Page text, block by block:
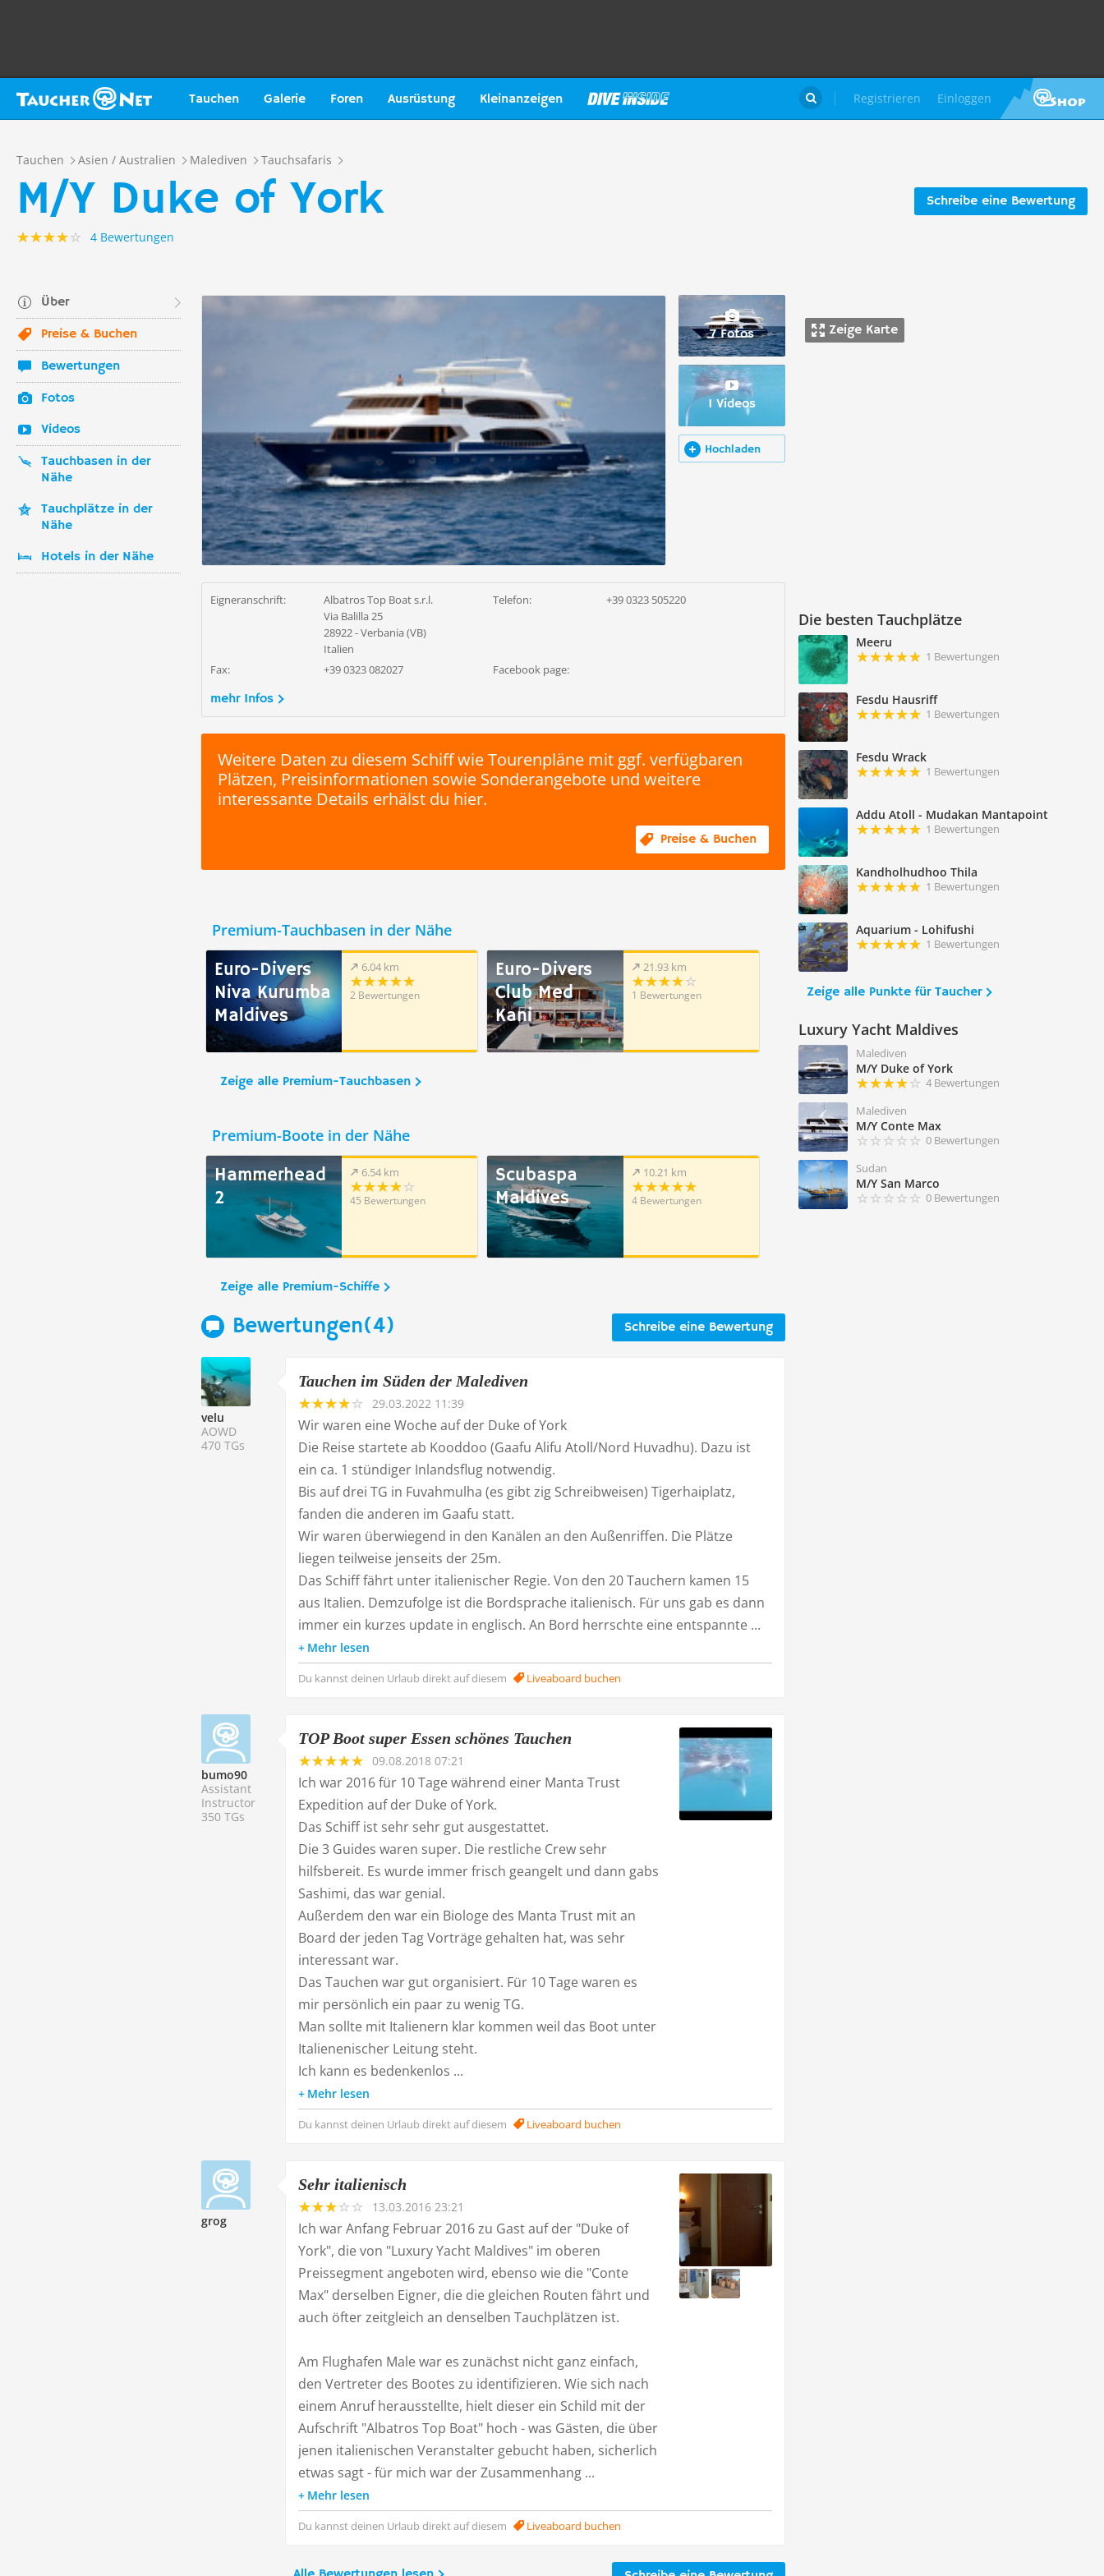
Tauchen Galerie Foren Ausrüstung Kleinanzeigen Registrieren Einloggen

Tauchen Asien / Australien Malediven Tauchsafaris
Schreibe eine Bewertung
M/Y Duke of York
4 Bewertungen
Über
Preise & Buchen
Bewertungen
Fotos
Videos
Tauchbasen in der
Nähe
Tauchplätze in der
Nähe
Hotels in der Nähe
Zeige Karte
Die besten Tauchplätze
Meeru
1 Bewertungen
Fesdu Hausriff
1 Bewertungen
Fesdu Wrack
1 Bewertungen
Addu Atoll - Mudakan Mantapoint
1 Bewertungen
Kandholhudhoo Thila
1 Bewertungen
Aquarium - Lohifushi
1 Bewertungen
Zeige alle Punkte für Taucher
Luxury Yacht Maldives
Malediven
M/Y Duke of York
4 Bewertungen
Malediven
M/Y Conte Max
0 Bewertungen
Sudan
M/Y San Marco
0 Bewertungen
7 Fotos
1 Videos
Hochladen
Eigneranschrift:
Albatros Top Boat s.r.l.
Via Balilla 25
28922 - Verbania (VB)
Italien
Telefon: +39 0323 505220
Fax: +39 0323 082027 Facebook page:
mehr Infos
Weitere Daten zu diesem Schiff wie Tourenpläne mit ggf. verfügbaren
Plätzen, Preisinformationen sowie Sonderangebote und weitere
interessante Details erhälst du hier.
Preise & Buchen
Premium-Tauchbasen in der Nähe
Euro-Divers
Niva Kurumba
Maldives
6.04 km
2 Bewertungen
Euro-Divers
Club Med
Kani
21.93 km
1 Bewertungen
Zeige alle Premium-Tauchbasen
Premium-Boote in der Nähe
Hammerhead
2
6.54 km
45 Bewertungen
Scubaspa
Maldives
10.21 km
4 Bewertungen
Zeige alle Premium-Schiffe
Schreibe eine Bewertung
Bewertungen(4)
velu
AOWD
470 TGs
Tauchen im Süden der Malediven
29.03.2022 11:39
Wir waren eine Woche auf der Duke of York
Die Reise startete ab Kooddoo (Gaafu Alifu Atoll/Nord Huvadhu). Dazu ist
ein ca. 1 stündiger Inlandsflug notwendig.
Bis auf drei TG in Fuvahmulha (es gibt zig Schreibweisen) Tigerhaiplatz,
fanden die anderen im Gaafu statt.
Wir waren überwiegend in den Kanälen an den Außenriffen. Die Plätze
liegen teilweise jenseits der 25m.
Das Schiff fährt unter italienischer Regie. Von den 20 Tauchern kamen 15
aus Italien. Demzufolge ist die Bordsprache italienisch. Für uns gab es dann
immer ein kurzes update in englisch. An Bord herrschte eine entspannte ...
Mehr lesen
Du kannst deinen Urlaub direkt auf diesem Liveaboard buchen
bumo90
Assistant
Instructor
350 TGs
TOP Boot super Essen schönes Tauchen
09.08.2018 07:21
Ich war 2016 für 10 Tage während einer Manta Trust
Expedition auf der Duke of York.
Das Schiff ist sehr sehr gut ausgestattet.
Die 3 Guides waren super. Die restliche Crew sehr
hilfsbereit. Es wurde immer frisch geangelt und dann gabs
Sashimi, das war genial.
Außerdem den war ein Biologe des Manta Trust mit an
Board der jeden Tag Vorträge gehalten hat, was sehr
interessant war.
Das Tauchen war gut organisiert. Für 10 Tage waren es
mir persönlich ein paar zu wenig TG.
Man sollte mit Italienern klar kommen weil das Boot unter
Italienenischer Leitung steht.
Ich kann es bedenkenlos ...
Mehr lesen
Du kannst deinen Urlaub direkt auf diesem Liveaboard buchen
grog
Sehr italienisch
13.03.2016 23:21
Ich war Anfang Februar 2016 zu Gast auf der "Duke of
York", die von "Luxury Yacht Maldives" im oberen
Preissegment angeboten wird, ebenso wie die "Conte
Max" derselben Eigner, die die gleichen Routen fährt und
auch öfter zeitgleich an denselben Tauchplätzen ist.
Am Flughafen Male war es zunächst nicht ganz einfach,
den Vertreter des Bootes zu identifizieren. Wie sich nach
einem Anruf herausstellte, hielt dieser ein Schild mit der
Aufschrift "Albatros Top Boat" hoch - was Gästen, die über
jenen italienischen Veranstalter gebucht haben, sicherlich
etwas sagt - für mich war der Zusammenhang ...
Mehr lesen
Du kannst deinen Urlaub direkt auf diesem Liveaboard buchen